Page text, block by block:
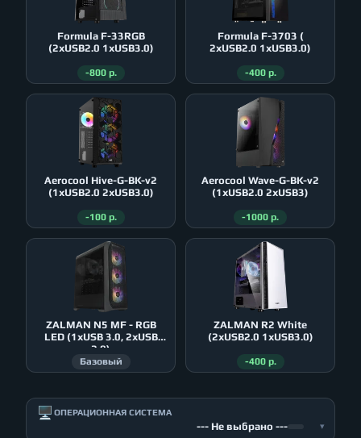
Formula F-33RGB
(2xUSB2.0 1xUSB3.0)
-800 р.
Formula F-3703 (
2xUSB2.0 1xUSB3.0)
-400 р.
Aerocool Hive-G-BK-v2
(1xUSB2.0 2xUSB3.0)
-100 р.
Aerocool Wave-G-BK-v2
(1xUSB2.0 2xUSB3)
-1000 р.
ZALMAN N5 MF - RGB
LED (1xUSB 3.0, 2xUSB
2.0)
Базовый
ZALMAN R2 White
(2xUSB2.0 1xUSB3.0)
-400 р.
🖥️ ОПЕРАЦИОННАЯ СИСТЕМА
--- Не выбрано --- ▾